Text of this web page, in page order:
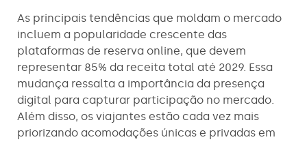
As principais tendências que moldam o mercado
incluem a popularidade crescente das
plataformas de reserva online, que devem
representar 85% da receita total até 2029. Essa
mudança ressalta a importância da presença
digital para capturar participação no mercado.
Além disso, os viajantes estão cada vez mais
priorizando acomodações únicas e privadas em